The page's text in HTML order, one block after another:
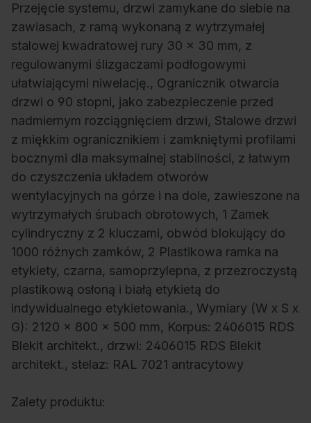
Przejęcie systemu, drzwi zamykane do siebie na
zawiasach, z ramą wykonaną z wytrzymałej
stalowej kwadratowej rury 30 x 30 mm, z
regulowanymi ślizgaczami podłogowymi
ułatwiającymi niwelację., Ogranicznik otwarcia
drzwi o 90 stopni, jako zabezpieczenie przed
nadmiernym rozciągnięciem drzwi, Stalowe drzwi
z miękkim ogranicznikiem i zamkniętymi profilami
bocznymi dla maksymalnej stabilności, z łatwym
do czyszczenia układem otworów
wentylacyjnych na górze i na dole, zawieszone na
wytrzymałych śrubach obrotowych, 1 Zamek
cylindryczny z 2 kluczami, obwód blokujący do
1000 różnych zamków, 2 Plastikowa ramka na
etykiety, czarna, samoprzylepna, z przezroczystą
plastikową osłoną i białą etykietą do
indywidualnego etykietowania., Wymiary (W x S x
G): 2120 x 800 x 500 mm, Korpus: 2406015 RDS
Blekit architekt., drzwi: 2406015 RDS Blekit
architekt., stelaz: RAL 7021 antracytowy
Zalety produktu: